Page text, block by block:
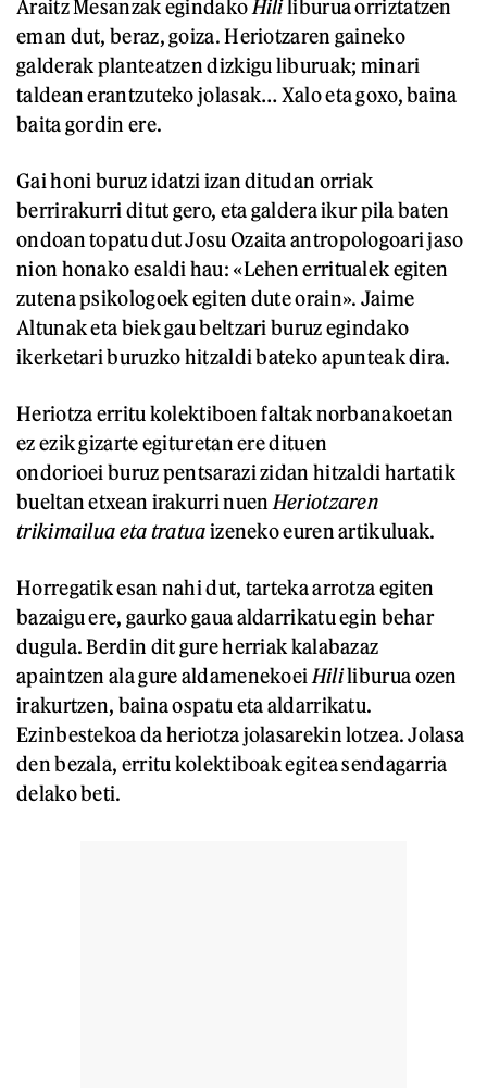
Araitz Mesanzak egindako Hililiburua orriztatzen
eman dut, beraz, goiza. Heriotzaren gaineko
galderak planteatzen dizkigu liburuak; minari
taldean erantzuteko jolasak… Xalo eta goxo, baina
baita gordin ere.
Gai honi buruz idatzi izan ditudan orriak
berrirakurri ditut gero, eta galdera ikur pila baten
ondoan topatu dut Josu Ozaita antropologoari jaso
nion honako esaldi hau: «Lehen erritualek egiten
zutena psikologoek egiten dute orain». Jaime
Altunak eta biek gau beltzari buruz egindako
ikerketari buruzko hitzaldi bateko apunteak dira.
Heriotza erritu kolektiboen faltak norbanakoetan
ez ezik gizarte egituretan ere dituen
ondorioei buruz pentsarazi zidan hitzaldi hartatik
bueltan etxean irakurri nuen Heriotzaren
trikimailua eta tratuaizeneko euren artikuluak.
Horregatik esan nahi dut, tarteka arrotza egiten
bazaigu ere, gaurko gaua aldarrikatu egin behar
dugula. Berdin dit gure herriak kalabazaz
apaintzen ala gure aldamenekoei Hililiburua ozen
irakurtzen, baina ospatu eta aldarrikatu.
Ezinbestekoa da heriotza jolasarekin lotzea. Jolasa
den bezala, erritu kolektiboak egitea sendagarria
delako beti.